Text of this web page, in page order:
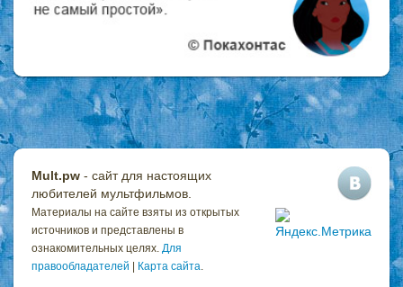
Mult.pw - сайт для настоящих
любителей мультфильмов.
Материалы на сайте взяты из открытых
источников и представлены в
ознакомительных целях. Для
правообладателей | Карта сайта